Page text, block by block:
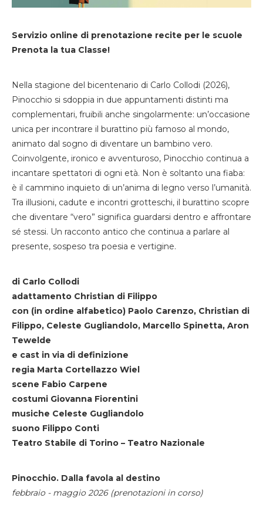
Servizio online di prenotazione recite per le scuole
Prenota la tua Classe!
Nella stagione del bicentenario di Carlo Collodi (2026),
Pinocchio si sdoppia in due appuntamenti distinti ma
complementari, fruibili anche singolarmente: un’occasione
unica per incontrare il burattino più famoso al mondo,
animato dal sogno di diventare un bambino vero.
Coinvolgente, ironico e avventuroso, Pinocchio continua a
incantare spettatori di ogni età. Non è soltanto una fiaba:
è il cammino inquieto di un’anima di legno verso l’umanità.
Tra illusioni, cadute e incontri grotteschi, il burattino scopre
che diventare “vero” significa guardarsi dentro e affrontare
sé stessi. Un racconto antico che continua a parlare al
presente, sospeso tra poesia e vertigine.
di Carlo Collodi
adattamento Christian di Filippo
con (in ordine alfabetico) Paolo Carenzo, Christian di
Filippo, Celeste Gugliandolo, Marcello Spinetta, Aron
Tewelde
e cast in via di definizione
regia Marta Cortellazzo Wiel
scene Fabio Carpene
costumi Giovanna Fiorentini
musiche Celeste Gugliandolo
suono Filippo Conti
Teatro Stabile di Torino – Teatro Nazionale
Pinocchio. Dalla favola al destino
febbraio - maggio 2026 (prenotazioni in corso)